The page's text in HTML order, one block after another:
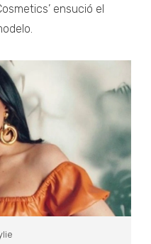
ensució el